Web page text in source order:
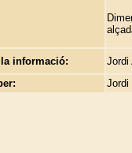
informació:
Jordi
Jordi